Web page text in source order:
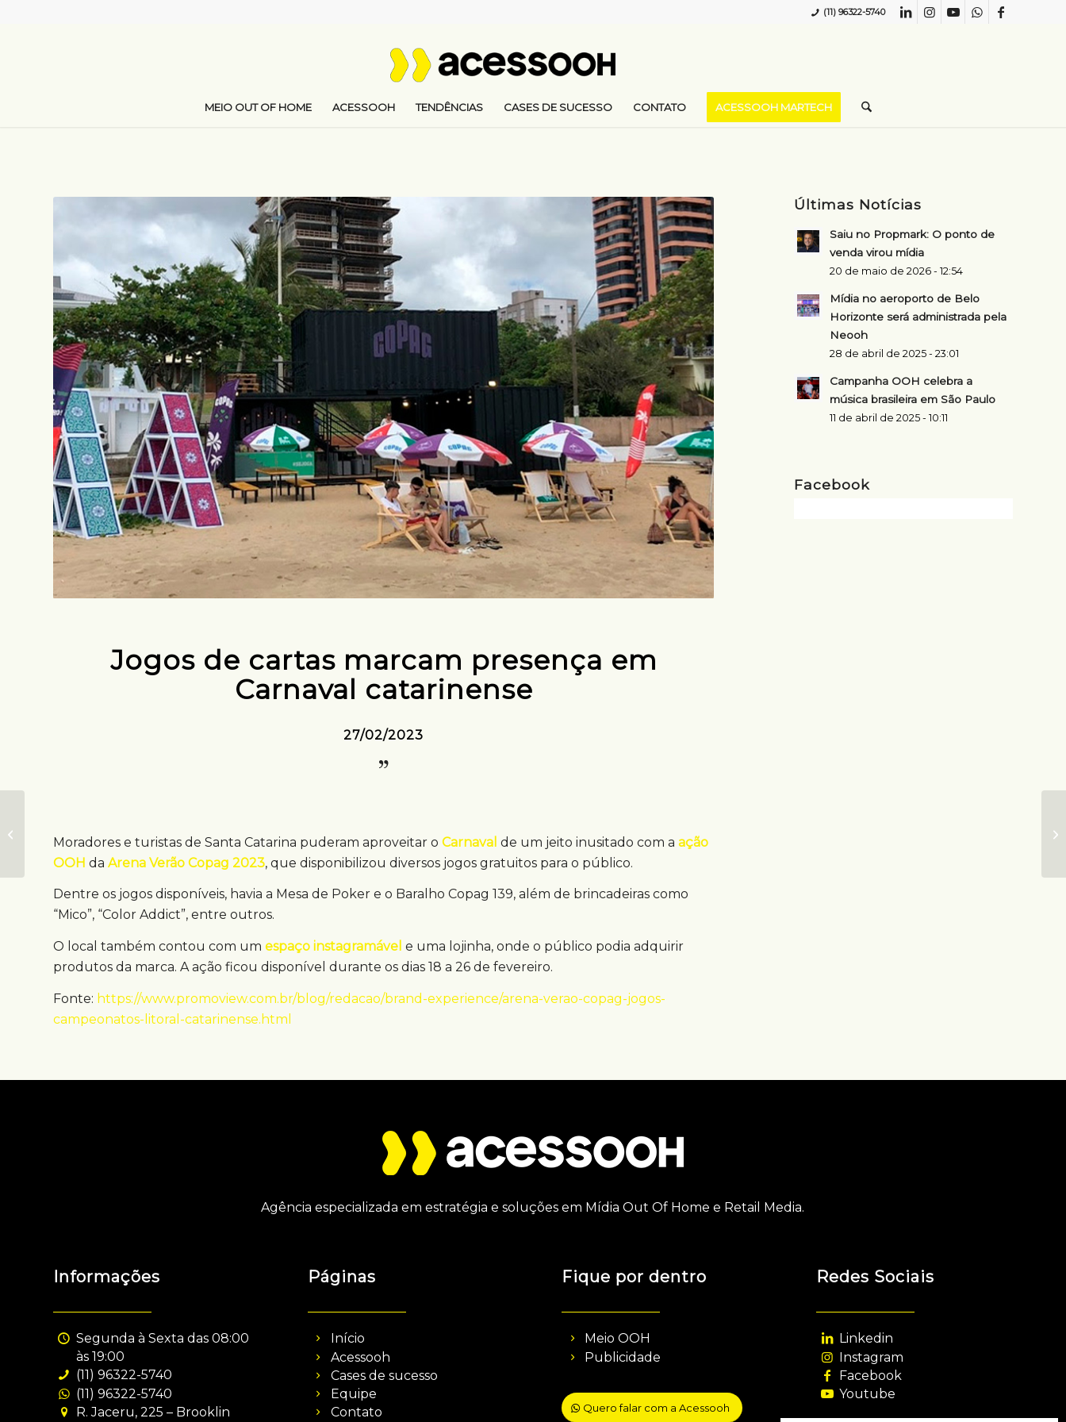
(11) 96322-5740
MEIO OUT OF HOME ACESSOOH TENDÊNCIAS CASES DE SUCESSO CONTATO ACESSOOH MARTECH
Jogos de cartas marcam presença em
Carnaval catarinense
27/02/2023
Moradores e turistas de Santa Catarina puderam aproveitar o Carnaval de um jeito inusitado com a ação
OOH da Arena Verão Copag 2023, que disponibilizou diversos jogos gratuitos para o público.
Dentre os jogos disponíveis, havia a Mesa de Poker e o Baralho Copag 139, além de brincadeiras como
“Mico”, “Color Addict”, entre outros.
O local também contou com um espaço instagramável e uma lojinha, onde o público podia adquirir
produtos da marca. A ação ficou disponível durante os dias 18 a 26 de fevereiro.
Fonte: https://www.promoview.com.br/blog/redacao/brand-experience/arena-verao-copag-jogos-
campeonatos-litoral-catarinense.html
Últimas Notícias
Saiu no Propmark: O ponto de
venda virou mídia
20 de maio de 2026 - 12:54
Mídia no aeroporto de Belo
Horizonte será administrada pela
Neooh
28 de abril de 2025 - 23:01
Campanha OOH celebra a
música brasileira em São Paulo
11 de abril de 2025 - 10:11
Facebook
Agência especializada em estratégia e soluções em Mídia Out Of Home e Retail Media.
Informações
Segunda à Sexta das 08:00
às 19:00
(11) 96322-5740
(11) 96322-5740
R. Jaceru, 225 – Brooklin
Páginas
Início
Acessooh
Cases de sucesso
Equipe
Contato
Fique por dentro
Meio OOH
Publicidade
Quero falar com a Acessooh
Redes Sociais
Linkedin
Instagram
Facebook
Youtube
inclusão na praia